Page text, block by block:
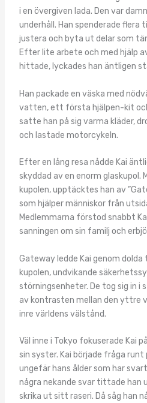
i en övergiven lada. Den var
underhåll. Han spenderade
justera och byta ut delar som
Efter lite arbete och med hjälp
hittade, lyckades han äntligen
Han packade en väska med
vatten, ett första hjälpen-kit
satte han på sig varma kläder,
och lastade motorcykeln.
Efter en lång resa nådde Kai
skyddad av en enorm glaskupol.
kupolen, upptäcktes han av
som hjälper människor från
Medlemmarna förstod snabbt
sanningen om sin familj och
Gateway ledde Kai genom dolda
kupolen, undvikande
störningsenheter. De tog sig in i
av kontrasten mellan den yttre
inre världens välstånd.
Väl inne i Tokyo fokuserade Kai
sin syster. Kai började fråga
ungefär hans ålder som har
några nekande svar tittade han
skrika ut sitt raseri. Då såg han